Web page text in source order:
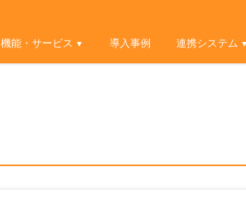
content
機能・サービス 導入事例 連携システム